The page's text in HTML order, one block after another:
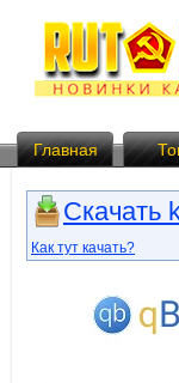
Главная
Скачать
Как тут качать?